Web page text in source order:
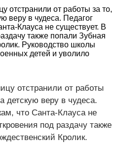
отстранили от работы за то,
веру в чудеса. Педагог
Клауса не существует. В
также попали Зубная
Руководство школы
детей и уволило
отстранили от работы
детскую веру в чудеса.
что Санта-Клауса не
под раздачу также
Кролик.